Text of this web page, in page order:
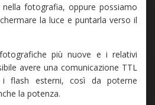
nella fotografia, oppure possiamo
la luce e puntarla verso il
più nuove e i relativi
avere una comunicazione TTL
esterni, così da poterne
la potenza.